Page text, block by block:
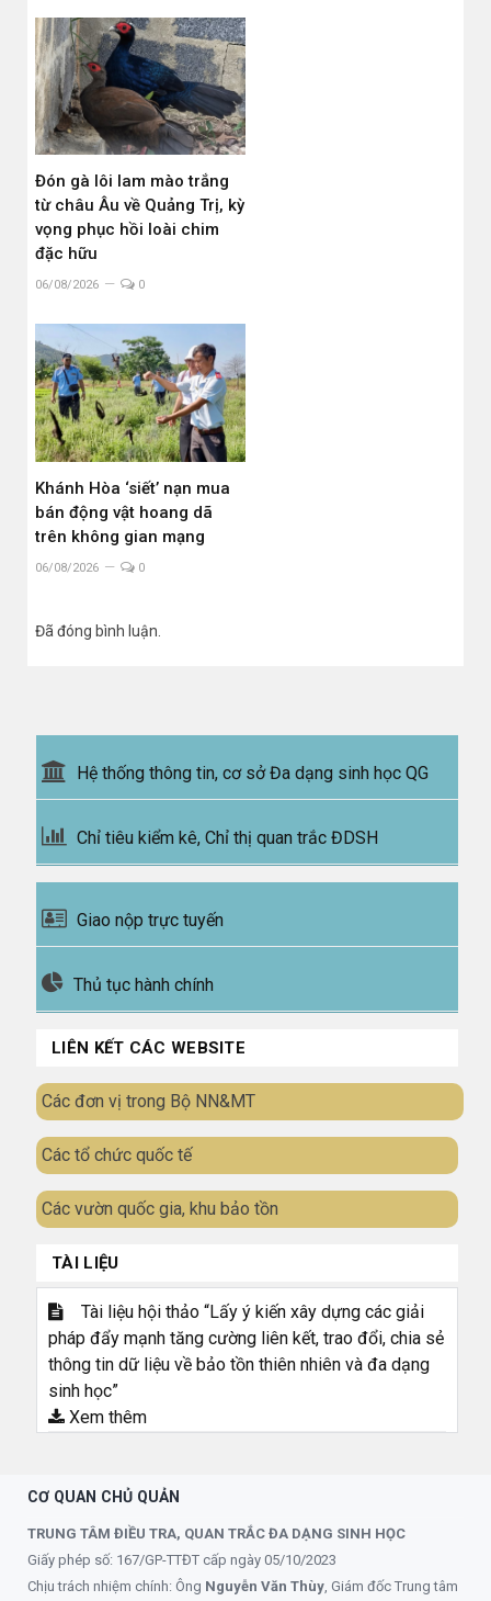
Đón gà lôi lam mào trắng
từ châu Âu về Quảng Trị, kỳ
vọng phục hồi loài chim
đặc hữu
06/08/2026 0
Khánh Hòa ‘siết’ nạn mua
bán động vật hoang dã
trên không gian mạng
06/08/2026 0
Đã đóng bình luận.
Hệ thống thông tin, cơ sở Đa dạng sinh học QG
Chỉ tiêu kiểm kê, Chỉ thị quan trắc ĐDSH
Giao nộp trực tuyến
Thủ tục hành chính
LIÊN KẾT CÁC WEBSITE
Các đơn vị trong Bộ NN&MT
Các tổ chức quốc tế
Các vườn quốc gia, khu bảo tồn
TÀI LIỆU
Tài liệu hội thảo “Lấy ý kiến xây dựng các giải
pháp đẩy mạnh tăng cường liên kết, trao đổi, chia sẻ
thông tin dữ liệu về bảo tồn thiên nhiên và đa dạng
sinh học”
Xem thêm
CƠ QUAN CHỦ QUẢN
TRUNG TÂM ĐIỀU TRA, QUAN TRẮC ĐA DẠNG SINH HỌC
Giấy phép số: 167/GP-TTĐT cấp ngày 05/10/2023
Chịu trách nhiệm chính: Ông Nguyễn Văn Thùy , Giám đốc Trung tâm